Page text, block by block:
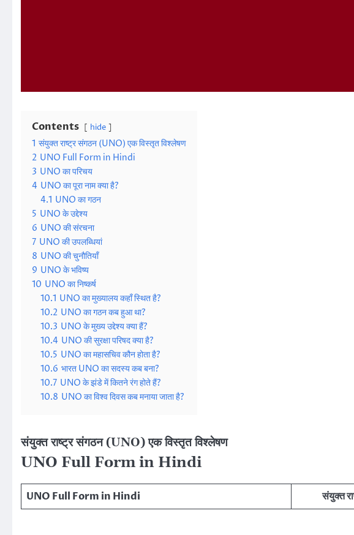
Contents hide
1 संयुक्त राष्ट्र संगठन (UNO) एक विस्तृत विश्लेषण
2 UNO Full Form in Hindi
3 UNO का परिचय
4 UNO का पूरा नाम क्या है?
4.1 UNO का गठन
5 UNO के उद्देश्य
6 UNO की संरचना
7 UNO की उपलब्धियां
8 UNO की चुनौतियाँ
9 UNO के भविष्य
10 UNO का निष्कर्ष
10.1 UNO का मुख्यालय कहाँ स्थित है?
10.2 UNO का गठन कब हुआ था?
10.3 UNO के मुख्य उद्देश्य क्या हैं?
10.4 UNO की सुरक्षा परिषद क्या है?
10.5 UNO का महासचिव कौन होता है?
10.6 भारत UNO का सदस्य कब बना?
10.7 UNO के झंडे में कितने रंग होते हैं?
10.8 UNO का विश्व दिवस कब मनाया जाता है?
संयुक्त राष्ट्र संगठन (UNO) एक विस्तृत विश्लेषण
UNO Full Form in Hindi
UNO Full Form in Hindi संयुक्त